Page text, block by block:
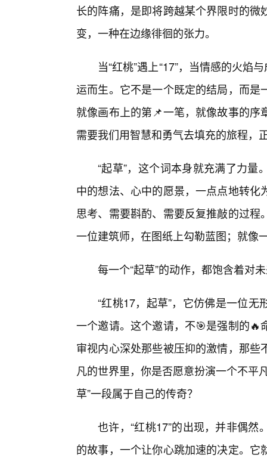
长的阵痛，是即将跨越某个界限时的
变，一种在边缘徘徊的张力。
当“红桃”遇上“17”，当情感的火焰
运而生。它不是一个既定的结局，而
就像画布上的第📌一笔，就像故事的
需要我们用智慧和勇气去填充的旅程，
“起草”，这个词本身就充满了力
中的想法、心中的愿景，一点点地转
思考、需要斟酌、需要反复推敲的过
一位建筑师，在图纸上勾勒蓝图；就像
每一个“起草”的动作，都饱含着对
“红桃17，起草”，它仿佛是一位
一个邀请。这个邀请，不🎯是强制的
审视内心深处那些被压抑的激情，那
凡的世界里，你是否愿意扮演一个不平
草”一段属于自己的传奇？
也许，“红桃17”的出现，并非偶
的故事，一个让你心跳加速的决定。